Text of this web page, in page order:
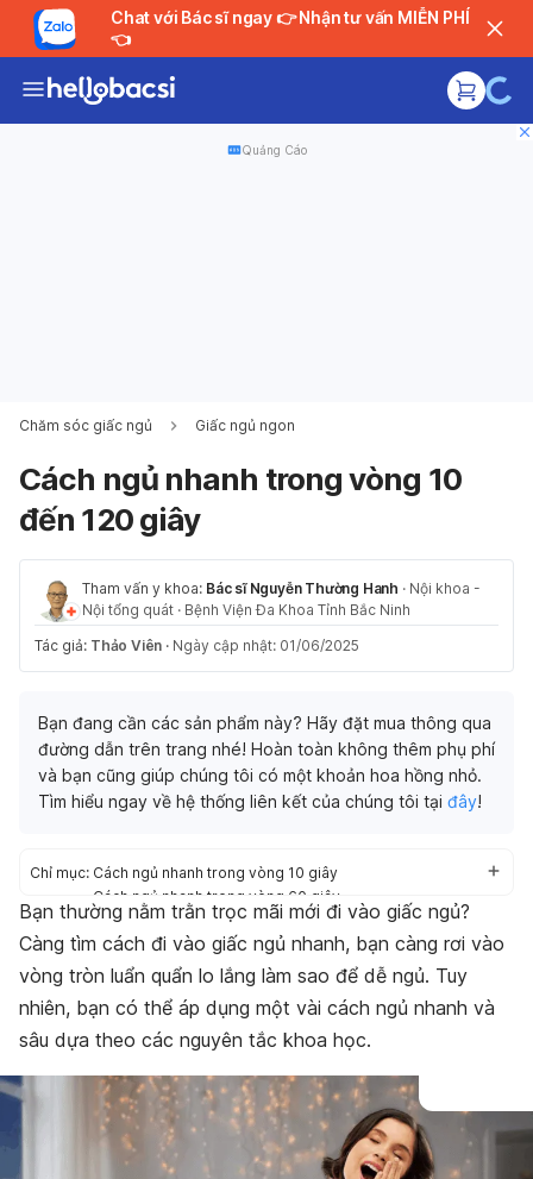
Chat với Bác sĩ ngay 👉 Nhận tư vấn MIỄN PHÍ
👈
Quảng Cáo
Chăm sóc giấc ngủ Giấc ngủ ngon
Cách ngủ nhanh trong vòng 10
đến 120 giây
Tham vấn y khoa: Bác sĩ Nguyễn Thường Hanh · Nội khoa -
Nội tổng quát · Bệnh Viện Đa Khoa Tỉnh Bắc Ninh
Tác giả: Thảo Viên · Ngày cập nhật: 01/06/2025
Bạn đang cần các sản phẩm này? Hãy đặt mua thông qua
đường dẫn trên trang nhé! Hoàn toàn không thêm phụ phí
và bạn cũng giúp chúng tôi có một khoản hoa hồng nhỏ.
Tìm hiểu ngay về hệ thống liên kết của chúng tôi tại đây!
Chỉ mục: Cách ngủ nhanh trong vòng 10 giây
Cách ngủ nhanh trong vòng 60 giây
Cách ngủ nhanh trong vòng 120 giây
Bạn thường nằm trằn trọc mãi mới đi vào giấc ngủ?
Càng tìm cách đi vào giấc ngủ nhanh, bạn càng rơi vào
vòng tròn luẩn quẩn lo lắng làm sao để dễ ngủ. Tuy
nhiên, bạn có thể áp dụng một vài cách ngủ nhanh và
sâu dựa theo các nguyên tắc khoa học.